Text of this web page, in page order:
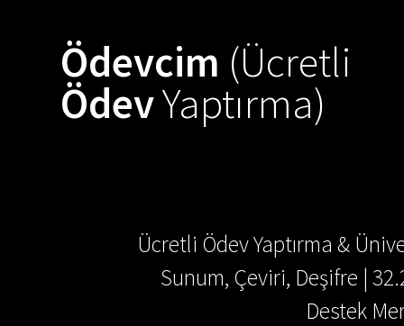
Ödevcim (Ücretli
ÖdevYaptırma)
Ücretli Ödev Yaptırma &
Sunum, Çeviri, Deşifre |
Destek